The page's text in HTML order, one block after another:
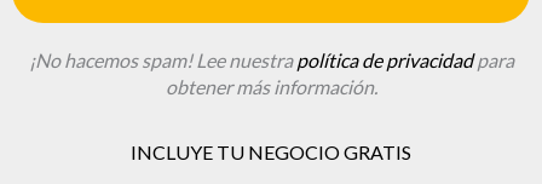
¡No hacemos spam! Lee nuestrapolítica de privacidadpara
obtener más información.
INCLUYE TU NEGOCIO GRATIS